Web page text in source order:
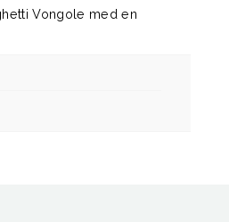
Vongole med en